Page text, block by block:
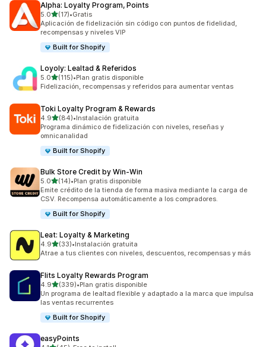
Alpha: Loyalty Program, Points
5.0de 5 estrellas
(17)
17 reseñas en total
•Gratis
Aplicación de fidelización sin código con puntos de fidelidad,
recompensas y niveles VIP
Built for Shopify
Loyoly: Lealtad & Referidos
5.0de 5 estrellas
(115)
115 reseñas en total
•Plan gratis disponible
Fidelización, recompensas y referidos para aumentar ventas
Toki Loyalty Program & Rewards
4.9de 5 estrellas
(84)
84 reseñas en total
•Instalación gratuita
Programa dinámico de fidelización con niveles, reseñas y
omnicanalidad
Built for Shopify
Bulk Store Credit by Win‑Win
5.0de 5 estrellas
(14)
14 reseñas en total
•Plan gratis disponible
Emite crédito de la tienda de forma masiva mediante la carga de
CSV. Recompensa automáticamente a los compradores.
Built for Shopify
Leat: Loyalty & Marketing
4.9de 5 estrellas
(33)
33 reseñas en total
•Instalación gratuita
Atrae a tus clientes con niveles, descuentos, recompensas y más
Flits Loyalty Rewards Program
4.9de 5 estrellas
(339)
339 reseñas en total
•Plan gratis disponible
Un programa de lealtad flexible y adaptado a la marca que impulsa
las ventas recurrentes
Built for Shopify
easyPoints